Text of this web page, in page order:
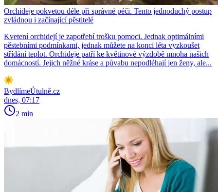
Orchideje pokvetou déle při správné péči. Tento jednoduchý postup
zvládnou i začínající pěstitelé
Kvetení orchidejí je zapotřebí trošku pomoci. Jednak optimálními
pěstebními podmínkami, jednak můžete na konci léta vyzkoušet
střídání teplot. Orchideje patří ke květinové výzdobě mnoha našich
domácností. Jejich něžné kráse a půvabu nepodléhají jen ženy, ale...
BydlímeÚtulně.cz
dnes, 07:17
2 min